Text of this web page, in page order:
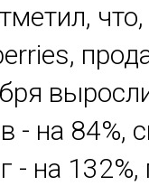
- на 84%,
- на 132%,